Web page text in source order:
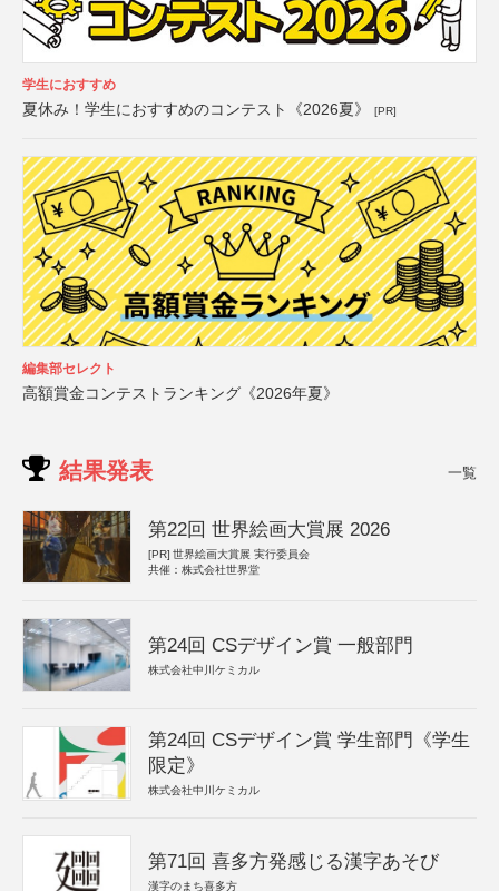
学生におすすめ
夏休み！学生におすすめのコンテスト《2026夏》 [PR]
編集部セレクト
高額賞金コンテストランキング《2026年夏》
結果発表 一覧
第22回 世界絵画大賞展 2026
[PR] 世界絵画大賞展 実行委員会
共催：株式会社世界堂
第24回 CSデザイン賞 一般部門
株式会社中川ケミカル
第24回 CSデザイン賞 学生部門《学生
限定》
株式会社中川ケミカル
第71回 喜多方発感じる漢字あそび
漢字のまち喜多方